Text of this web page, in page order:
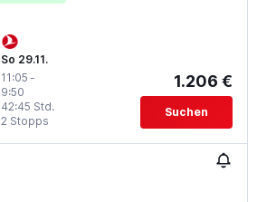
So 29.11.
11:05 -
9:50
2 Stopps
42:45 Std.
1.206 €
Suchen